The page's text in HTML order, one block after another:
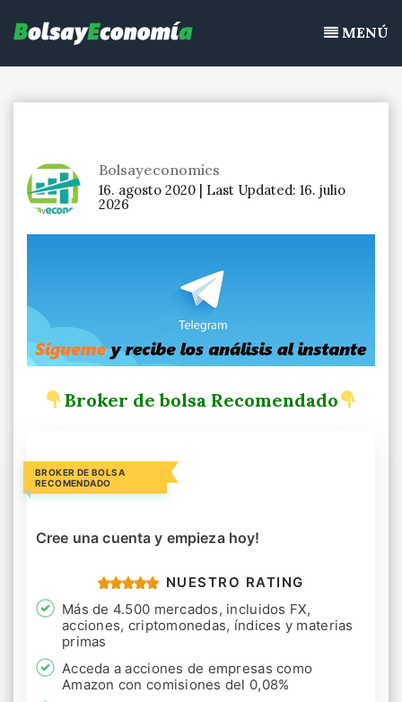
continuo, acciones de bolsa
contenidoMENÚ
Bolsayeconomics
16. agosto 2020 | Last Updated: 16. julio
2026
Broker de bolsa Recomendado
BROKER DE BOLSA
RECOMENDADO
Cree una cuenta y empieza hoy!
NUESTRO RATING
Más de 4.500 mercados, incluidos FX,
acciones, criptomonedas, índices y materias
primas
Acceda a acciones de empresas como
Amazon con comisiones del 0,08%